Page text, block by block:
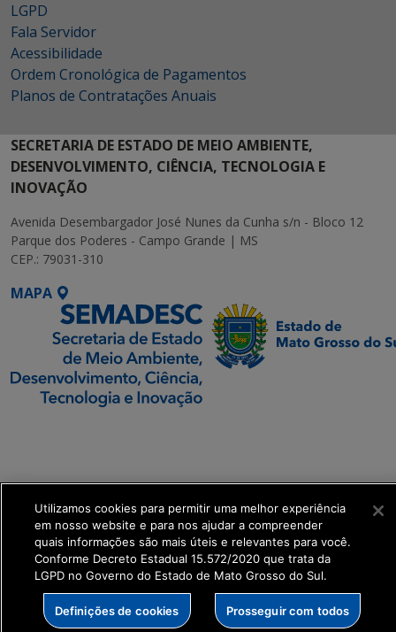
LGPD
Fala Servidor
Acessibilidade
Ordem Cronológica de Pagamentos
Planos de Contratações Anuais
SECRETARIA DE ESTADO DE MEIO AMBIENTE,
DESENVOLVIMENTO, CIÊNCIA, TECNOLOGIA E
INOVAÇÃO
Avenida Desembargador José Nunes da Cunha s/n - Bloco 12
Parque dos Poderes - Campo Grande | MS
CEP.: 79031-310
MAPA
get_footer();
Utilizamos cookies para permitir uma melhor experiência
em nosso website e para nos ajudar a compreender
quais informações são mais úteis e relevantes para você.
Conforme Decreto Estadual 15.572/2020 que trata da
LGPD no Governo do Estado de Mato Grosso do Sul.
Definições de cookies Prosseguir com todos